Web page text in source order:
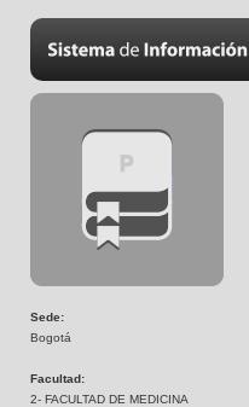
Sede:
Bogotá
Facultad:
2- FACULTAD DE MEDICINA